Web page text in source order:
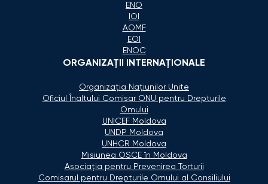
ENO
IOI
AOMF
EOI
ENOC
ORGANIZAŢII INTERNAŢIONALE
Organizaţia Naţiunilor Unite
Oficiul Înaltului Comisar ONU pentru Drepturile
Omului
UNICEF Moldova
UNDP Moldova
UNHCR Moldova
Misiunea OSCE în Moldova
Asociaţia pentru Prevenirea Torturii
Comisarul pentru Drepturile Omului al Consiliului